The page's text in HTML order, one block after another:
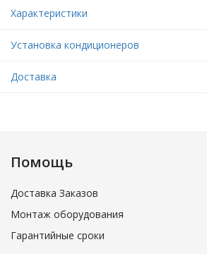
Характеристики
Установка кондиционеров
Доставка
Помощь
Доставка Заказов
Монтаж оборудования
Гарантийные сроки